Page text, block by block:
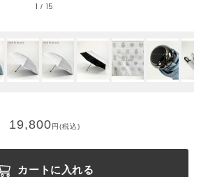
1 / 15
19,800円(税込)
カートに入れる